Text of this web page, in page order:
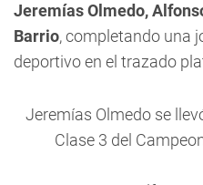
Jeremías Olmedo,
Barrio, completando una
deportivo en el trazado
Jeremías Olmedo se
Clase 3 del